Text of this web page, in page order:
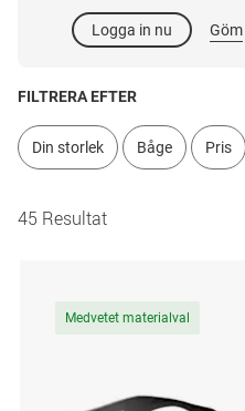
Logga in nu Göm
FILTRERA EFTER
Din storlek Båge Pris
45 Resultat
Medvetet materialval